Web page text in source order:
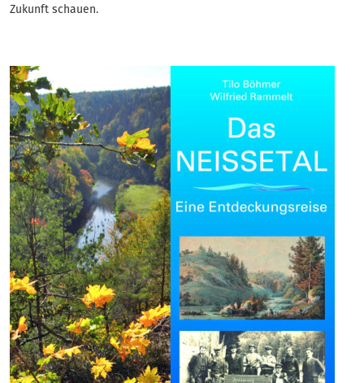
Zukunft schauen.